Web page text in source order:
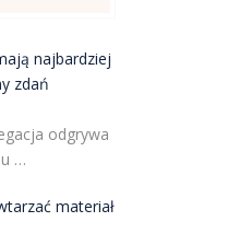
najbardziej
zdań
odgrywa
…
materiał